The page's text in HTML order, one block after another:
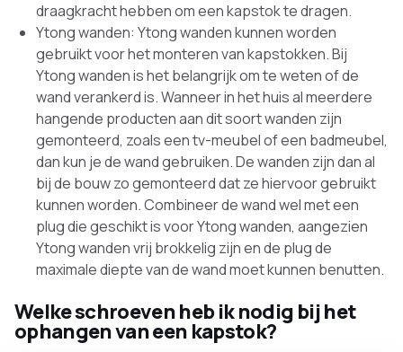
draagkracht hebben om een kapstok te dragen.
Ytong wanden: Ytong wanden kunnen worden
gebruikt voor het monteren van kapstokken. Bij
Ytong wanden is het belangrijk om te weten of de
wand verankerd is. Wanneer in het huis al meerdere
hangende producten aan dit soort wanden zijn
gemonteerd, zoals een tv-meubel of een badmeubel,
dan kun je de wand gebruiken. De wanden zijn dan al
bij de bouw zo gemonteerd dat ze hiervoor gebruikt
kunnen worden. Combineer de wand wel met een
plug die geschikt is voor Ytong wanden, aangezien
Ytong wanden vrij brokkelig zijn en de plug de
maximale diepte van de wand moet kunnen benutten.
Welke schroeven heb ik nodig bij het
ophangen van een kapstok?